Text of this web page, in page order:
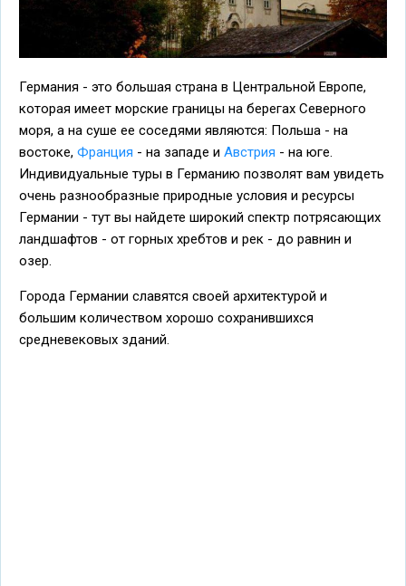
Германия - это большая страна в Центральной Европе,
которая имеет морские границы на берегах Северного
моря, а на суше ее соседями являются: Польша - на
востоке, Франция - на западе и Австрия - на юге.
Индивидуальные туры в Германию позволят вам увидеть
очень разнообразные природные условия и ресурсы
Германии - тут вы найдете широкий спектр потрясающих
ландшафтов - от горных хребтов и рек - до равнин и
озер.
Города Германии славятся своей архитектурой и
большим количеством хорошо сохранившихся
средневековых зданий.